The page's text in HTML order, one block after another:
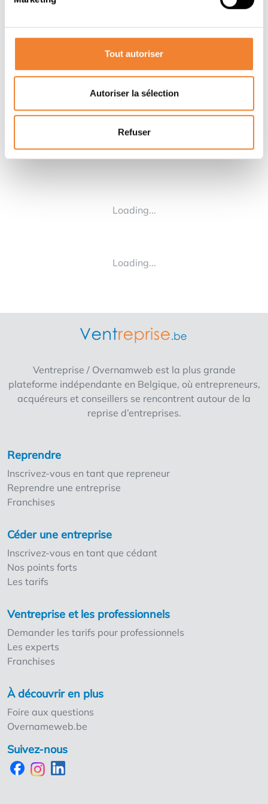
Tout autoriser
Autoriser la sélection
Refuser
PARTAGER CETTE ANNONCE
Loading...
Loading...
Ventreprise / Overnamweb est la plus grande
plateforme indépendante en Belgique, où entrepreneurs,
acquéreurs et conseillers se rencontrent autour de la
reprise d’entreprises.
Reprendre
Inscrivez-vous en tant que repreneur
Reprendre une entreprise
Franchises
Céder une entreprise
Inscrivez-vous en tant que cédant
Nos points forts
Les tarifs
Ventreprise et les professionnels
Demander les tarifs pour professionnels
Les experts
Franchises
À découvrir en plus
Foire aux questions
Overnameweb.be
Suivez-nous